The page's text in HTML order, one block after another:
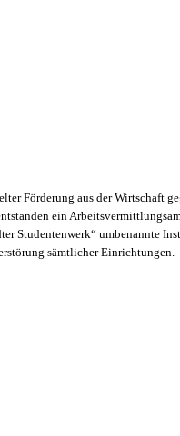
Förderung aus der Wirtschaft
ein
Studentenwerk“ umbenannte
sämtlicher Einrichtungen.